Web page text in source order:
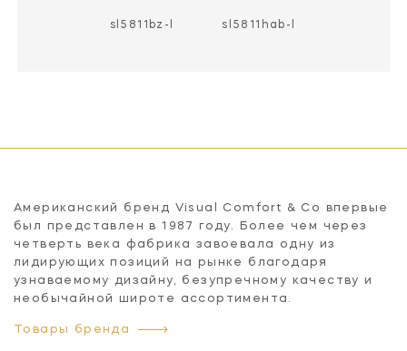
sl5811bz-l sl5811hab-l
Американский бренд Visual Comfort & Co впервые
был представлен в 1987 году. Более чем через
четверть века фабрика завоевала одну из
лидирующих позиций на рынке благодаря
узнаваемому дизайну, безупречному качеству и
необычайной широте ассортимента.
Товары бренда